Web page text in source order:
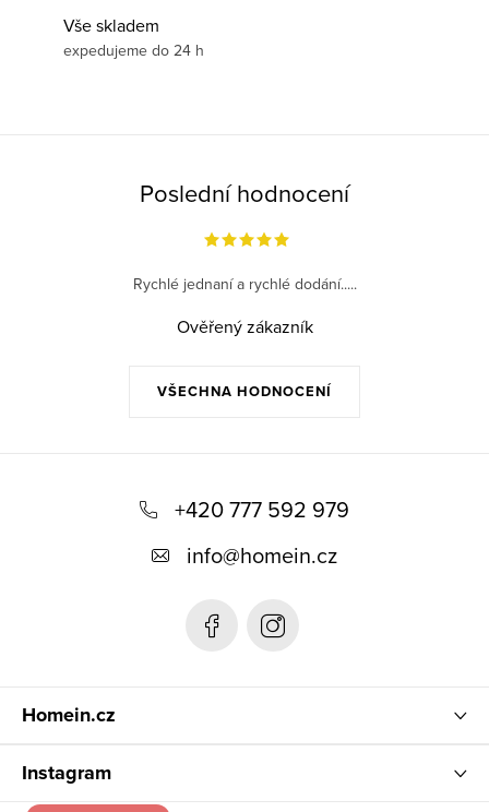
Vše skladem
expedujeme do 24 h
Poslední hodnocení
VŠECHNA HODNOCENÍ
Rychlé jednaní a rychlé dodání.....
Ověřený zákazník
+420 777 592 979
info@homein.cz
Homein.cz
Instagram